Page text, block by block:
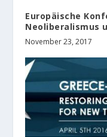
Europäische
Neoliberalismus
November 23, 2017